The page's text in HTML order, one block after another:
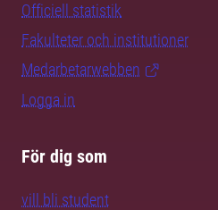
Officiell statistik
Fakulteter och institutioner
Medarbetarwebben
Logga in
För dig som
vill bli student